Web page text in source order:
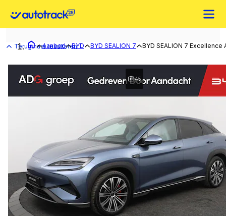
Terug naar resultaten
Aanbod BYD BYD SEALION 7 BYD SEALION 7 Excellence
45